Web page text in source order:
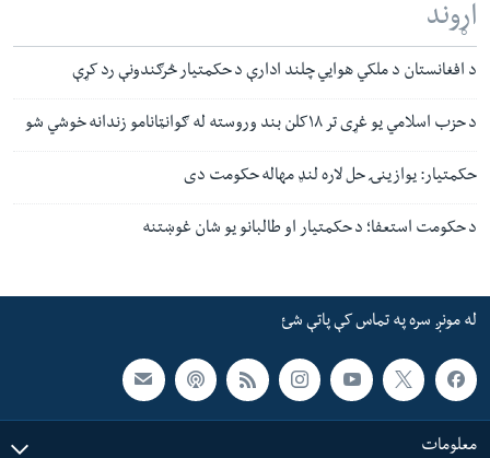
اړوند
د افغانستان د ملکي هوایي چلند ادارې د حکمتیار څرګندونې رد کړې
د حزب اسلامي یو غړی تر ۱۸کلن بند وروسته له ګوانټانامو زندانه خوشي شو
حکمتیار: یوازینۍ حل لاره لنډ مهاله حکومت دی
د حکومت استعفا؛ د حکمتیار او طالبانو یو شان غوښتنه
له مونږ سره په تماس کې پاتې شئ
معلومات